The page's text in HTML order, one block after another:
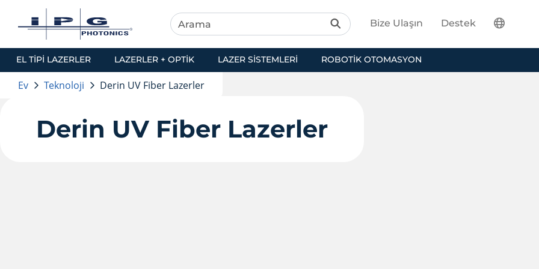
EL TIPI LAZERLER LAZERLER + OPTIK LAZER SISTEMLERI ROBOTIK OTOMASYON
Bize Ulaşın Destek
Ev Teknoloji Derin UV Fiber Lazerler
Derin UV Fiber Lazerler